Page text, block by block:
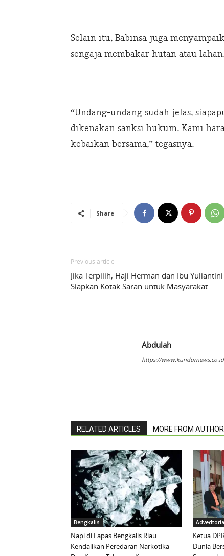
Selain itu, Babinsa juga
sengaja membakar hutan atau
“Undang-undang sudah jelas,
dikenakan sanksi hukum. Kami
kebaikan bersama,” tegasnya.
Share
Previous article
Jika Terpilih, Haji Herman dan Ibu Yuliantini
Siapkan Kotak Saran untuk Masyarakat
Abdulah
https://www.kundurnews.co.id
RELATED ARTICLES MORE FROM AUTHOR
Bengkalis
Napi di Lapas Bengkalis Riau
Kendalikan Peredaran Narkotika
Ketua
Dunia